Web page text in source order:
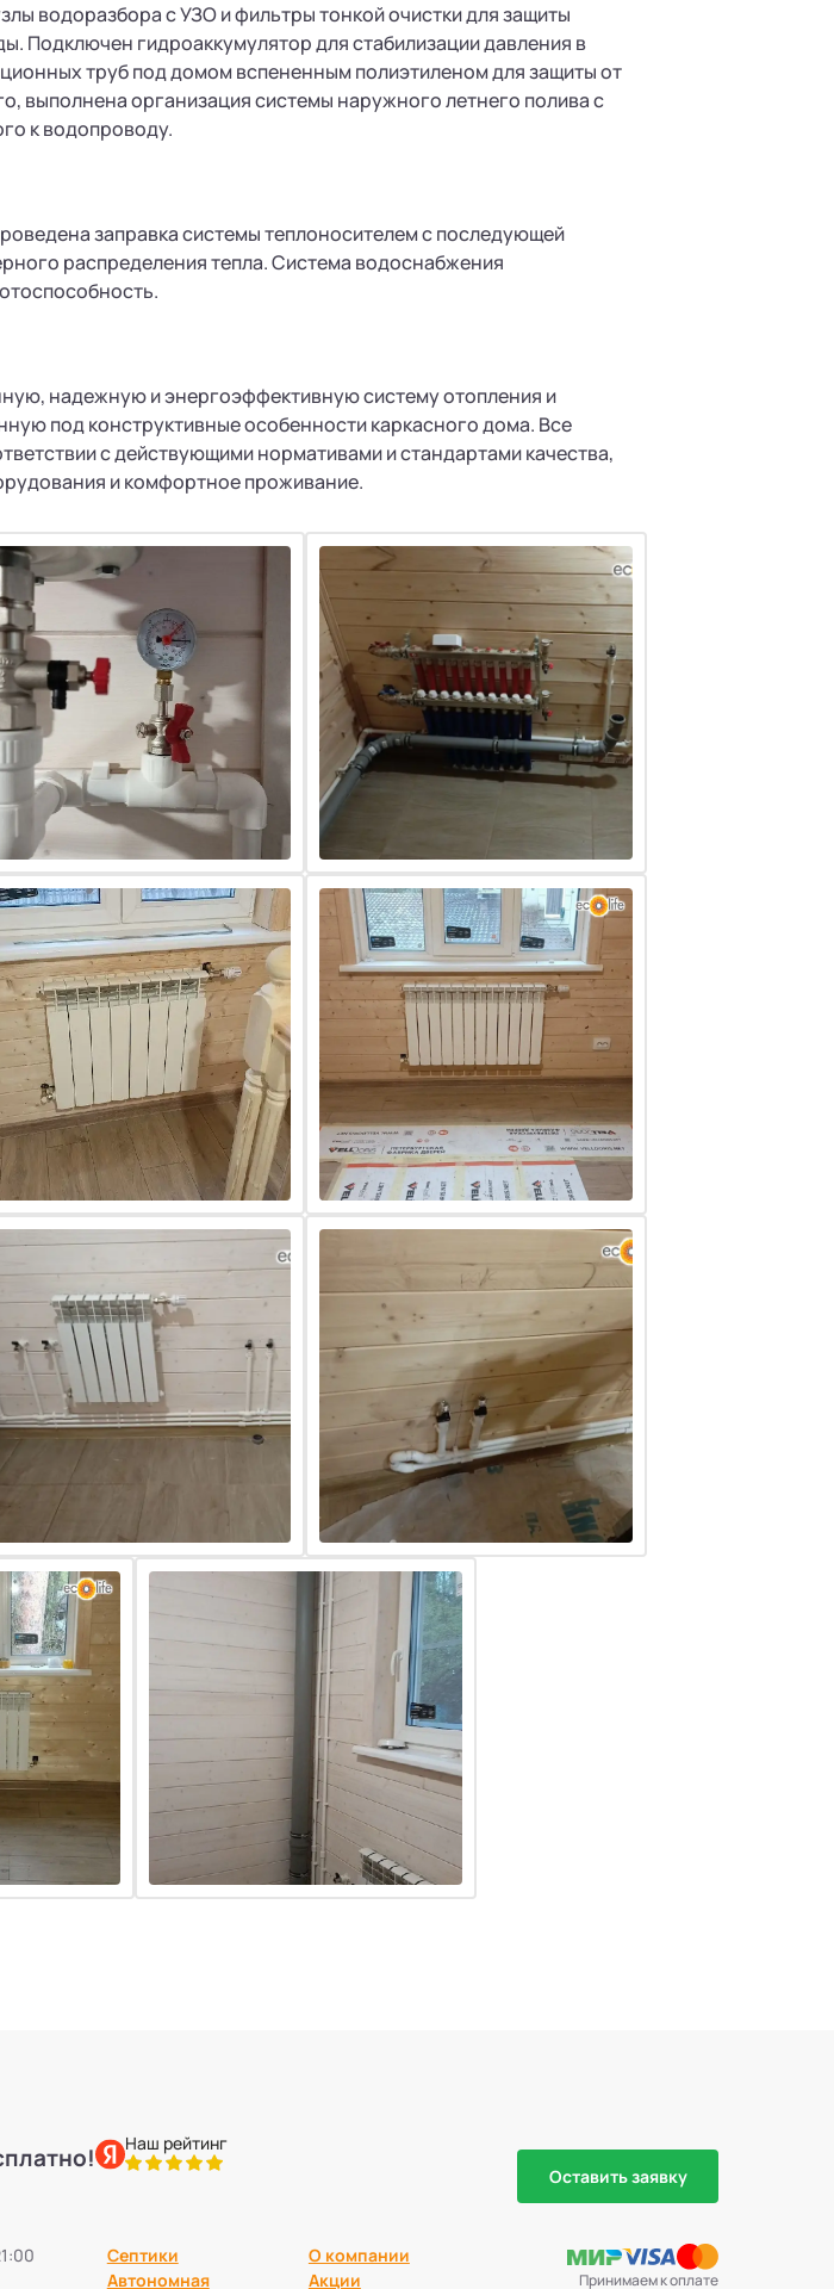
водоразбора с УЗО и фильтры тонкой очистки для защиты
Подключен гидроаккумулятор для стабилизации давления в
труб под домом вспененным полиэтиленом для защиты от
выполнена организация системы наружного летнего полива с
к водопроводу.
заправка системы теплоносителем с последующей
распределения тепла. Система водоснабжения
надежную и энергоэффективную систему отопления и
под конструктивные особенности каркасного дома. Все
с действующими нормативами и стандартами качества,
и комфортное проживание.
Наш рейтинг
Септики
Автономная
О компании
Акции
Оставить заявку
Принимаем к оплате